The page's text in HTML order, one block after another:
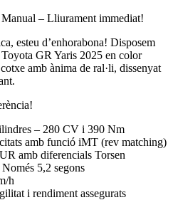
– Lliurament immediat!
esteu d’enhorabona! Disposem
GR Yaris 2025 en color
amb ànima de ral·li, dissenyat
– 280 CV i 390 Nm
amb funció iMT (rev matching)
amb diferencials Torsen
5,2 segons
h
i rendiment assegurats